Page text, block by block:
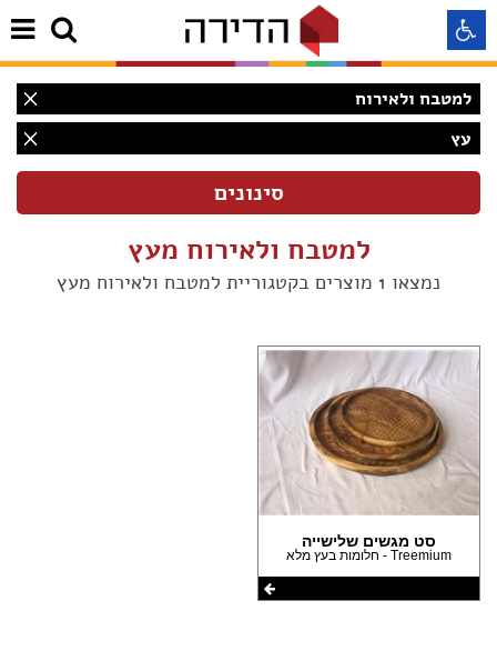
למטבח ולאירוח
עץ
(1)
(1)
למטבח ולאירוח מעץ
נמצאו 1 מוצרים בקטגוריית למטבח ולאירוח מעץ
סט מגשים שלישייה
Treemium - חלומות בעץ מלא
התאמה לקורא מסך
התאמה לכבדי ראיה
הדגשת קישורים
Aא Aא Aא